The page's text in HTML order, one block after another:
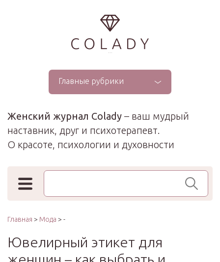
...
Главные рубрики
Женский журнал Colady – ваш мудрый
наставник, друг и психотерапевт.
О красоте, психологии и духовности
Поиск по сайту
Главная > Мода > -
Ювелирный этикет для